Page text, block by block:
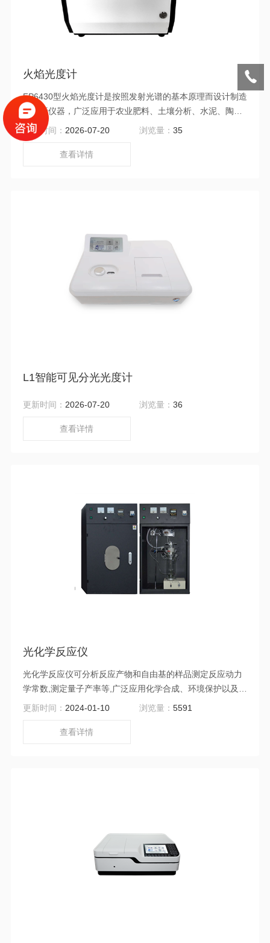
火焰光度计
FP6430型火焰光度计是按照发射光谱的基本原理而设计制造
的分析仪器，广泛应用于农业肥料、土壤分析、水泥、陶瓷
等行业及硅酸工业的分析和测定；医疗卫生的病理研究。主
机采用7英~彩色电容触控液晶屏，能储存最多10个点一组的
标准曲线200组测试数据，使用液化气为燃气。
更新时间： 2026-07-20 浏览量：35
查看详情
L1智能可见分光光度计
更新时间： 2026-07-20 浏览量：36
查看详情
光化学反应仪
光化学反应仪可分析反应产物和自由基的样品测定反应动力
学常数,测定量子产率等,广泛应用化学合成、环境保护以及生
命科学等研究域。要用于研究气相或液相介质、固定或流动
光催化剂等条件下的光化学反应。
更新时间： 2024-01-10 浏览量：5591
查看详情